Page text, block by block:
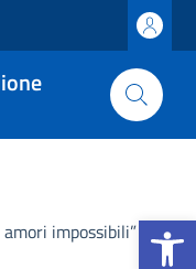
Apri la
impossibili” di